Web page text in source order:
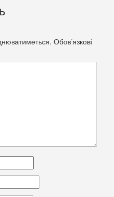
Обов’язкові